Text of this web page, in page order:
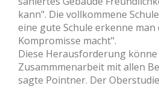
kann". Die vollkommene
eine gute Schule erkenne man
Kompromisse macht".
Diese Herausforderung
Zusammmenarbeit mit allen
sagte Pointner. Der